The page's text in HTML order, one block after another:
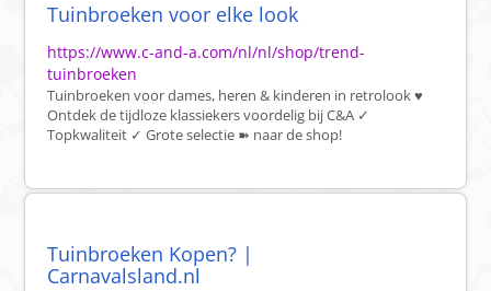
Tuinbroeken voor elke look
https://www.c-and-a.com/nl/nl/shop/trend-
tuinbroeken
Tuinbroeken voor dames, heren & kinderen in retrolook ♥
Ontdek de tijdloze klassiekers voordelig bij C&A ✓
Topkwaliteit ✓ Grote selectie ➽ naar de shop!
Tuinbroeken Kopen? |
Carnavalsland.nl